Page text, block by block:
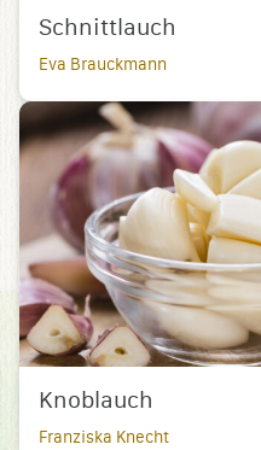
Schnittlauch
Eva Brauckmann
Knoblauch
Franziska Knecht